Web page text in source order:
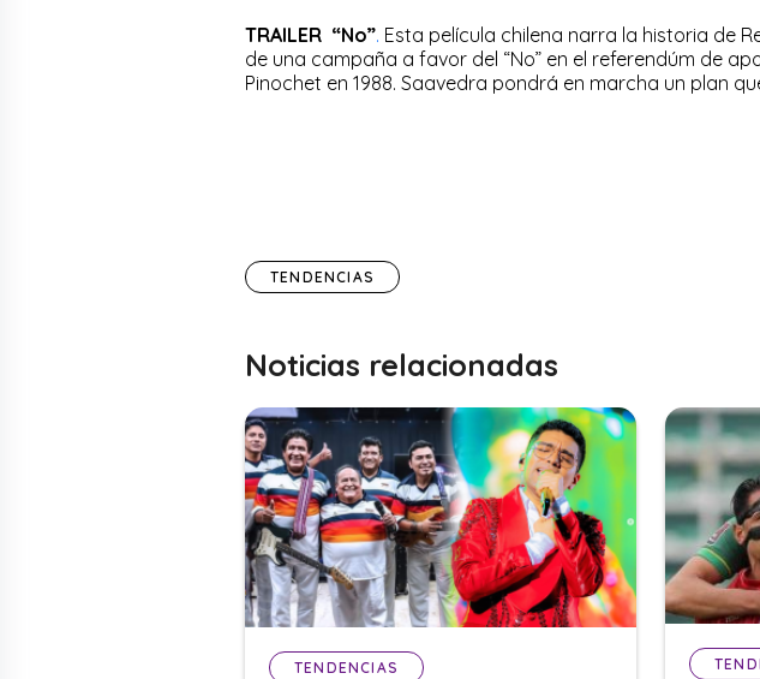
TRAILER “No”. Esta película chilena narra la historia de
de una campaña a favor del “No” en el referendúm de
Pinochet en 1988. Saavedra pondrá en marcha un plan
TENDENCIAS
Noticias relacionadas
TENDENCIAS